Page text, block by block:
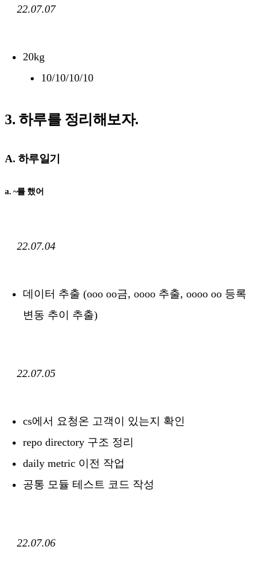
22.07.07
20kg
10/10/10/10
3. 하루를 정리해보자.
A. 하루일기
a. ~를 했어
22.07.04
데이터 추출 (ooo oo금, oooo 추출, oooo oo 등록
변동 추이 추출)
22.07.05
cs에서 요청온 고객이 있는지 확인
repo directory 구조 정리
daily metric 이전 작업
공통 모듈 테스트 코드 작성
22.07.06